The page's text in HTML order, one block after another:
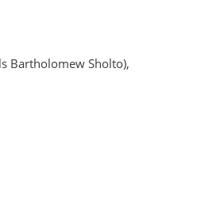
Bartholomew Sholto),